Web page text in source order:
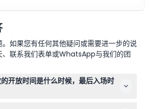
如果您有任何其他疑问或需要进一步的说
、联系我们表单或WhatsApp与我们的团
开放时间是什么时候，最后入场时